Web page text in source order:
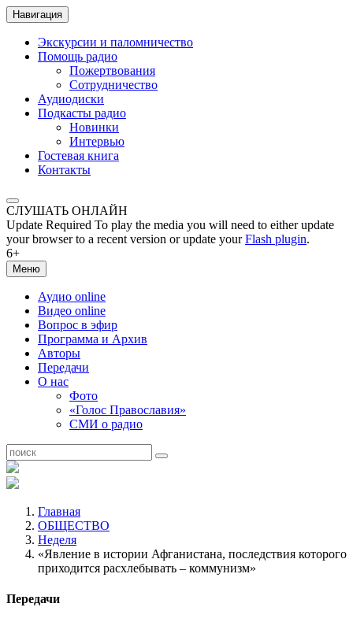
Навигация
Экскурсии и паломничество
Помощь радио
Пожертвования
Сотрудничество
Аудиодиски
Подкасты радио
Новинки
Интервью
Гостевая книга
Контакты
СЛУШАТЬ ОНЛАЙН
Update Required To play the media you will need to either update
your browser to a recent version or update yourFlash plugin.
6+
Меню
Аудио online
Видео online
Вопрос в эфир
Программа и Архив
Авторы
Передачи
О нас
Фото
«Голос Православия»
СМИ о радио
Главная
ОБЩЕСТВО
Неделя
«Явление в истории Афганистана, последствия которого
приходится расхлебывать – коммунизм»
Передачи